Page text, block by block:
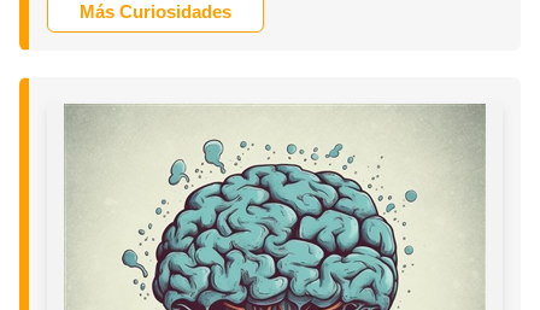
Más Curiosidades